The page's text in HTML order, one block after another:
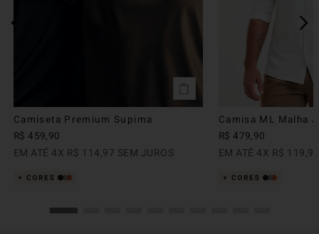
Camiseta Premium Supima
R$ 459,90
EM ATÉ 4X R$ 114,97 SEM JUROS
Camisa ML Malha
R$ 479,90
EM ATÉ 4X R$ 119,